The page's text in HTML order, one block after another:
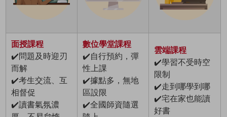
面授課程
✔️問題及時迎刃
而解
✔️考生交流、互
相督促
✔️讀書氣氛濃
數位學堂課程
✔️自行預約，彈
性上課
✔️據點多，無地
區設限
✔️全國師資隨選
雲端課程
✔️學習不受時空
限制
✔️走到哪學到哪
✔️宅在家也能讀
好書